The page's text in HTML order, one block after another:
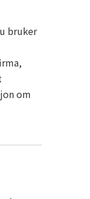
bruker
om